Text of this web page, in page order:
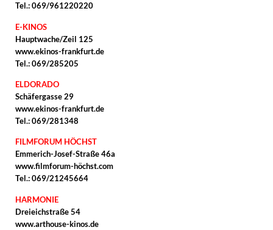
Tel.: 069/961220220
E-KINOS
Hauptwache/Zeil 125
www.ekinos-frankfurt.de
Tel.: 069/285205
ELDORADO
Schäfergasse 29
www.ekinos-frankfurt.de
Tel.: 069/281348
FILMFORUM HÖCHST
Emmerich-Josef-Straße 46a
www.filmforum-höchst.com
Tel.: 069/21245664
HARMONIE
Dreieichstraße 54
www.arthouse-kinos.de